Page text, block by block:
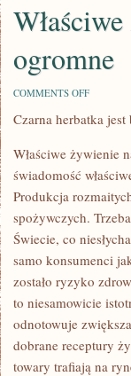
ogromne
COMMENTS OFFON
CHWILĘ
Czarna herbatka
Właściwe żywienie
świadomość
Produkcja
spożywczych.
Świecie, co
samo konsumenci
zostało ryzyko
to niesamowicie
odnotowuje
dobrane receptury
towary trafiają na